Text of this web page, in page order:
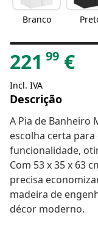
Branco
221 99 €
Incl. IVA
Descrição
A Pia de Banheiro
escolha certa
funcionalidade,
Com 53 x 35 x 63
precisa
madeira de
décor moderno.